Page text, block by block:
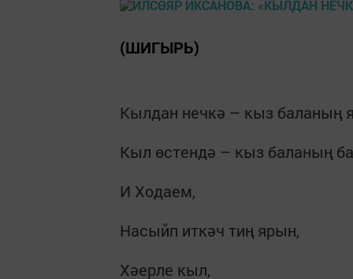
(ШИГЫРЬ)
Кылдан нечкә – кыз
Кыл өстендә – кыз баланың
И Ходаем,
Насыйп иткәч тиң ярын,
Хәерле кыл,